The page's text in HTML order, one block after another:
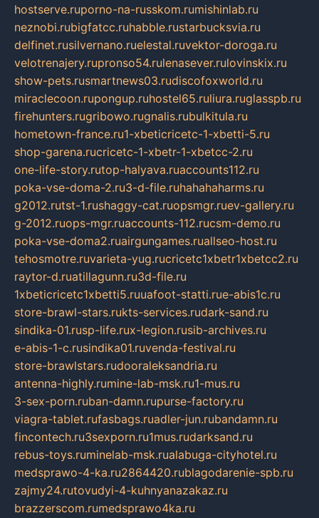
hostserve.ruporno-na-russkom.rumishinlab.ru
neznobi.rubigfatcc.ruhabble.rustarbucksvia.ru
delfinet.rusilvernano.ruelestal.ruvektor-doroga.ru
velotrenajery.rupronso54.rulenasever.rulovinskix.ru
show-pets.rusmartnews03.rudiscofoxworld.ru
miraclecoon.rupongup.ruhostel65.ruliura.ruglasspb.ru
firehunters.rugribowo.rugnalis.rubulkitula.ru
hometown-france.ru1-xbeticricetc-1-xbetti-5.ru
shop-garena.rucricetc-1-xbetr-1-xbetcc-2.ru
one-life-story.rutop-halyava.ruaccounts112.ru
poka-vse-doma-2.ru3-d-file.ruhahahaharms.ru
g2012.rutst-1.rushaggy-cat.ruopsmgr.ruev-gallery.ru
g-2012.ruops-mgr.ruaccounts-112.rucsm-demo.ru
poka-vse-doma2.ruairgungames.ruallseo-host.ru
tehosmotre.ruvarieta-yug.rucricetc1xbetr1xbetcc2.ru
raytor-d.ruatillagunn.ru3d-file.ru
1xbeticricetc1xbetti5.ruuafoot-statti.rue-abis1c.ru
store-brawl-stars.rukts-services.rudark-sand.ru
sindika-01.rusp-life.rux-legion.rusib-archives.ru
e-abis-1-c.rusindika01.ruvenda-festival.ru
store-brawlstars.rudooraleksandria.ru
antenna-highly.rumine-lab-msk.ru1-mus.ru
3-sex-porn.ruban-damn.rupurse-factory.ru
viagra-tablet.rufasbags.ruadler-jun.rubandamn.ru
fincontech.ru3sexporn.ru1mus.rudarksand.ru
rebus-toys.ruminelab-msk.rualabuga-cityhotel.ru
medsprawo-4-ka.ru2864420.rublagodarenie-spb.ru
zajmy24.rutovudyi-4-kuhnyanazakaz.ru
brazzerscom.rumedsprawo4ka.ru